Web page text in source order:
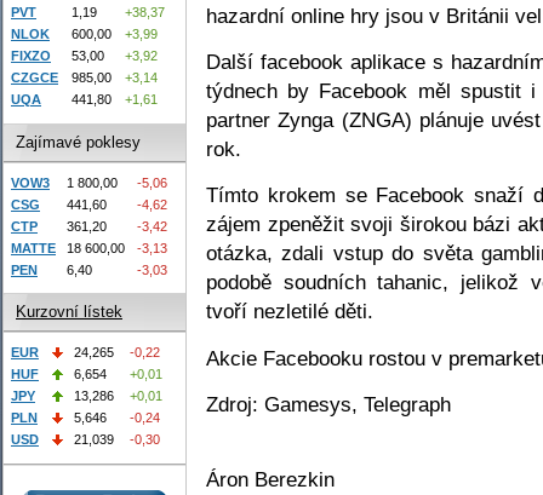
hazardní online hry jsou v Británii
Další facebook aplikace s
týdnech by Facebook měl spustit
partner Zynga (ZNGA) plánuje
rok.
Tímto krokem se Facebook snaží
zájem zpeněžit svoji širokou bázi
otázka, zdali vstup do světa
podobě soudních tahanic, jelikož
tvoří nezletilé děti.
Akcie Facebooku rostou v
Zdroj: Gamesys, Telegraph
Áron Berezkin
PVT 1,19
+38,37
NLOK
600,00
+3,99
FIXZO
53,00
+3,92
CZGCE
985,00
+3,14
UQA
441,80 +1,61
Zajímavé poklesy
VOW3 1 800,00
-5,06
CSG
441,60
-4,62
CTP
361,20
-3,42
MATTE
18 600,00
-3,13
PEN
6,40 -3,03
Kurzovní lístek
EUR 24,265
-0,22
HUF
6,654
+0,01
JPY
13,286
+0,01
PLN
5,646
-0,24
USD
21,039 -0,30